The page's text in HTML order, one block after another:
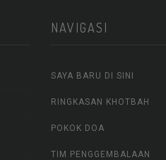
NAVIGASI
SAYA BARU DI SINI
RINGKASAN KHOTBAH
POKOK DOA
TIM PENGGEMBALAAN